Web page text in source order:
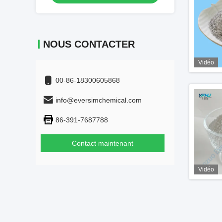
NOUS CONTACTER
00-86-18300605868
info@eversimchemical.com
86-391-7687788
Contact maintenant
Vidéo
Vidéo